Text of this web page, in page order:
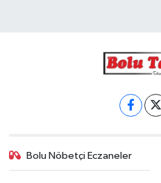
Bolu Nöbetçi Eczaneler